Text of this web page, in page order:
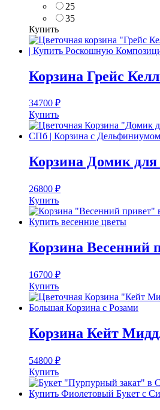
25
35
Купить
Корзина Грейс
34700 ₽
Купить
Корзина Домик для
26800 ₽
Купить
Корзина Весенний
16700 ₽
Купить
Корзина Кейт
54800 ₽
Купить